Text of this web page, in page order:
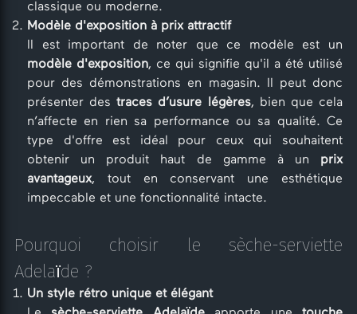
classique ou moderne.
Modèle d'exposition à prix attractif
Il est important de noter que ce modèle est un
modèle d'exposition, ce qui signifie qu'il a été utilisé
pour des démonstrations en magasin. Il peut donc
présenter destraces d’usure légères, bien que cela
n’affecte en rien sa performance ou sa qualité. Ce
type d'offre est idéal pour ceux qui souhaitent
obtenir un produit haut de gamme à un prix
avantageux, tout en conservant une esthétique
impeccable et une fonctionnalité intacte.
Pourquoi choisir le sèche-serviette
Adelaïde ?
Un style rétro unique et élégant